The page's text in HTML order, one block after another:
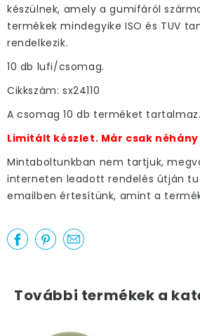
készülnek, amely a gumifáról
termékek mindegyike ISO és TUV
rendelkezik.
10 db lufi/csomag.
Cikkszám: sx24110
A csomag 10 db terméket tartalmaz.
Limitált készlet. Már csak
Mintaboltunkban nem tartjuk,
interneten leadott rendelés útján
emailben értesítünk, amint a
További termékek a